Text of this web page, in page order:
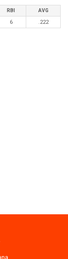
RBI AVG
6 .222